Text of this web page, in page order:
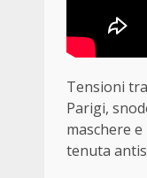
Tensioni
Parigi,
maschere
tenuta